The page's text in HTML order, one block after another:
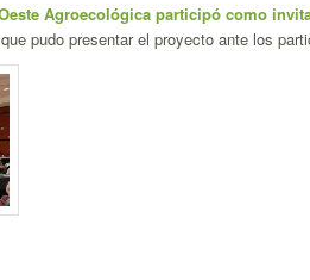
Agroecológica participó como
pudo presentar el proyecto ante los